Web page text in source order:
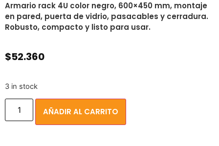
Armario rack 4U color negro, 600×450 mm, montaje
en pared, puerta de vidrio, pasacables y cerradura.
Robusto, compacto y listo para usar.
$52.360
3 in stock
AÑADIR AL CARRITO